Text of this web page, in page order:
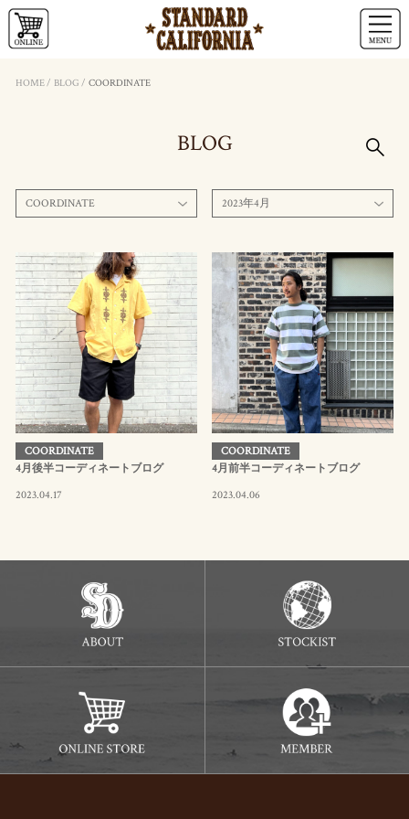
HOME/ BLOG / COORDINATE
BLOG
COORDINATE 2023年4月
COORDINATE
4月後半コーディネートブログ
2023.04.17
COORDINATE
4月前半コーディネートブログ
2023.04.06